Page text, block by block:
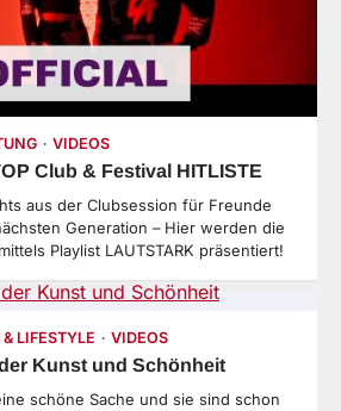
VIDEOS
Club & Festival HITLISTE
aus der Clubsession für Freunde
Generation – Hier werden die
Playlist LAUTSTARK präsentiert!
& LIFESTYLE VIDEOS
Kunst und Schönheit
schöne Sache und sie sind schon